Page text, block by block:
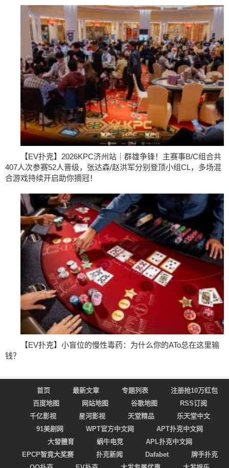
【EV扑克】2026KPC济州站｜群雄争锋！主赛事B/C组合共
407人次参赛52人晋级，张达森/赵洪军分别登顶小组CL，多场混
合游戏持续开启助你摘冠！
【EV扑克】小盲位的慢性毒药：为什么你的ATo总在这里输
钱？
首页 最新文章 专题列表
注册抢10万红包
百度地图
网站地图 谷歌地图
RSS订阅
千亿影视
星河影视 天堂精品
乐天堂中文
91美剧网
WPT官方中文网
APT扑克中文网
大發體育
蜗牛电竞
APL扑克中文网
EPCP智竟大奖赛
扑克新闻 Dafabet
牌手扑克